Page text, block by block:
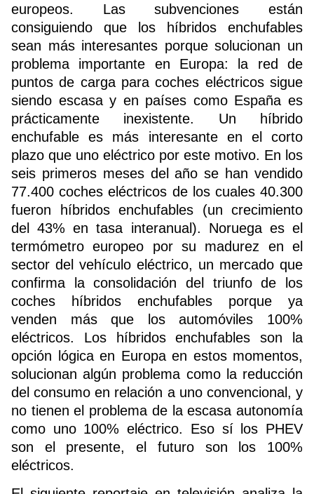
europeos. Las subvenciones están
consiguiendo que los híbridos enchufables
sean más interesantes porque solucionan un
problema importante en Europa: la red de
puntos de carga para coches eléctricos sigue
siendo escasa y en países como España es
prácticamente inexistente. Un híbrido
enchufable es más interesante en el corto
plazo que uno eléctrico por este motivo. En los
seis primeros meses del año se han vendido
77.400 coches eléctricos de los cuales 40.300
fueron híbridos enchufables (un crecimiento
del 43% en tasa interanual). Noruega es el
termómetro europeo por su madurez en el
sector del vehículo eléctrico, un mercado que
confirma la consolidación del triunfo de los
coches híbridos enchufables porque ya
venden más que los automóviles 100%
eléctricos. Los híbridos enchufables son la
opción lógica en Europa en estos momentos,
solucionan algún problema como la reducción
del consumo en relación a uno convencional, y
no tienen el problema de la escasa autonomía
como uno 100% eléctrico. Eso sí los PHEV
son el presente, el futuro son los 100%
eléctricos.